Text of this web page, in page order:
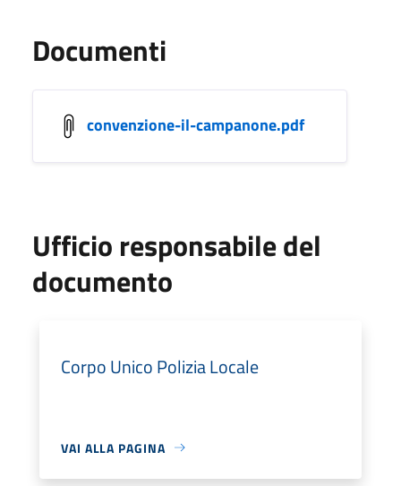
Documenti
convenzione-il-campanone.pdf
Ufficio responsabile del
documento
Corpo Unico Polizia Locale
VAI ALLA PAGINA